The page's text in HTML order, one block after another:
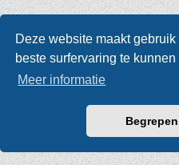
Deze website maakt
beste surfervaring te kunnen
Meer informatie